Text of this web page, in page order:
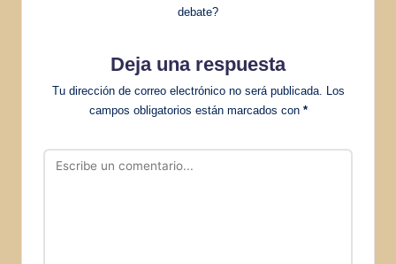
debate?
Deja una respuesta
Tu dirección de correo electrónico no será publicada. Los
campos obligatorios están marcados con *